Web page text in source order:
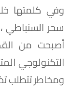
وفي كلمتها
سحر السنباطي
أصبحت من
التكنولوجي
ومخاطر تتطلب